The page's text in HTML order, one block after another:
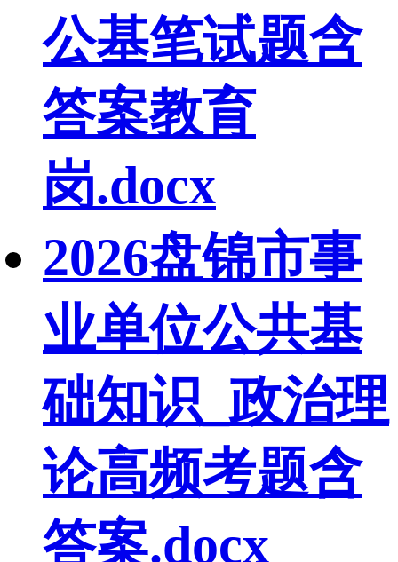
公基笔试题含
答案教育
岗.docx
2026盘锦市事
业单位公共基
础知识_政治理
论高频考题含
答案.docx